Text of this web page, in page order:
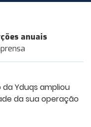
anuais
Yduqs ampliou
da sua operação